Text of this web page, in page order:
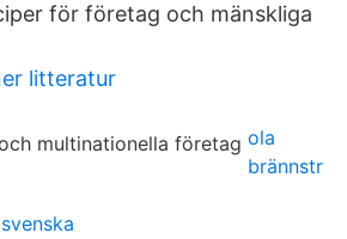
för företag och mänskliga
litteratur
ola
brännstr